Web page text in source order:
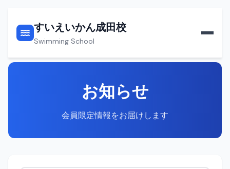
すいえいかん成田校
Swimming School
お知らせ
会員限定情報をお届けします